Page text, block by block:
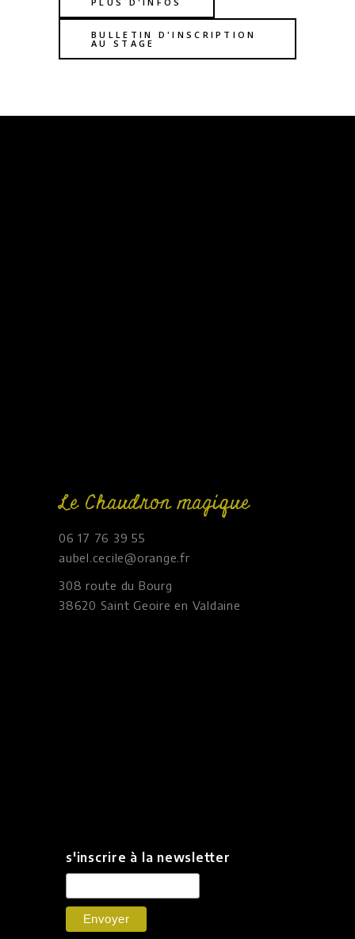
BULLETIN D'INSCRIPTION
AU STAGE
Le Chaudron magique
06 17 76 39 55
aubel.cecile@orange.fr
308 route du Bourg
38620 Saint Geoire en Valdaine
s'inscrire à la newsletter